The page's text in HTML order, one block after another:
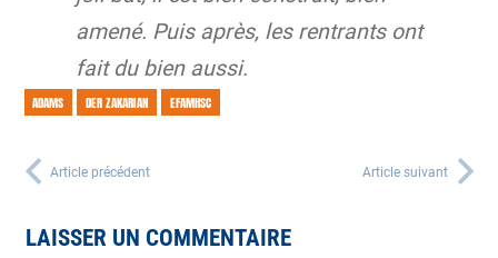
amené. Puis après, les rentrants ont
fait du bien aussi.
ADAMS DER ZAKARIAN EFAMHSC
Article précédent Article suivant
LAISSER UN COMMENTAIRE